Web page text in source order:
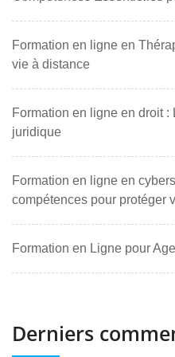
Formation en ligne en
vie à distance
Formation en ligne en droit :
juridique
Formation en ligne en
compétences pour protéger
Formation en Ligne pour
Derniers